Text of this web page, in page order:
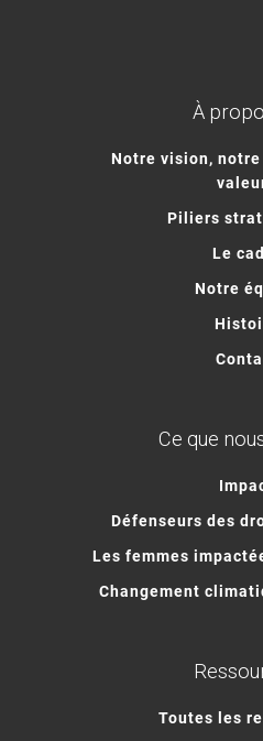
À
Notre vision,
Piliers
Le
Notre
Ce que
Défenseurs des
Les femmes
Changement
Toutes les